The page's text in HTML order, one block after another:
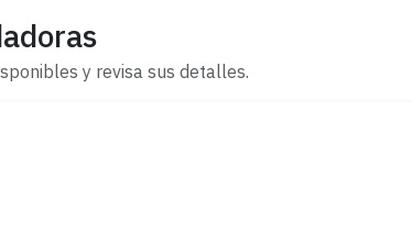
y revisa sus detalles.